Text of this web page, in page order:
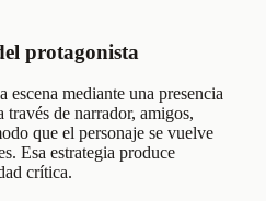
protagonista
mediante una presencia
de narrador, amigos,
que el personaje se vuelve
Esa estrategia produce
crítica.